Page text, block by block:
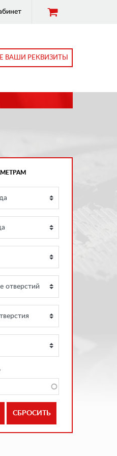
ВАШИ РЕКВИЗИТЫ